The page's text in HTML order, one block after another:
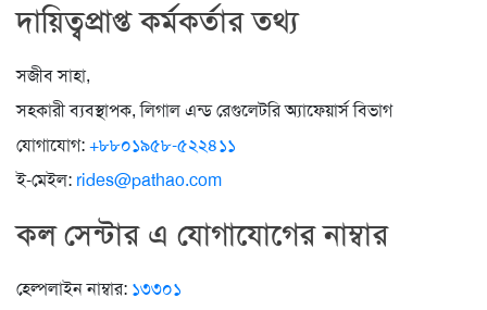
দায়িত্বপ্রাপ্ত কর্মকর্তার তথ্য
সজীব সাহা,
সহকারী ব্যবস্থাপক, লিগাল এন্ড রেগুলেটরি অ্যাফেয়ার্স বিভাগ
যোগাযোগ:+৮৮০১৯৫৮-৫২২৪১১
ই-মেইল: rides@pathao.com
কল সেন্টার এ যোগাযোগের নাম্বার
হেল্পলাইন নাম্বার: ১৩৩০১